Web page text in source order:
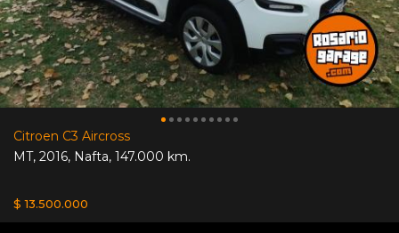
Citroen C3 Aircross
MT, 2016, Nafta, 147.000 km.
$ 13.500.000